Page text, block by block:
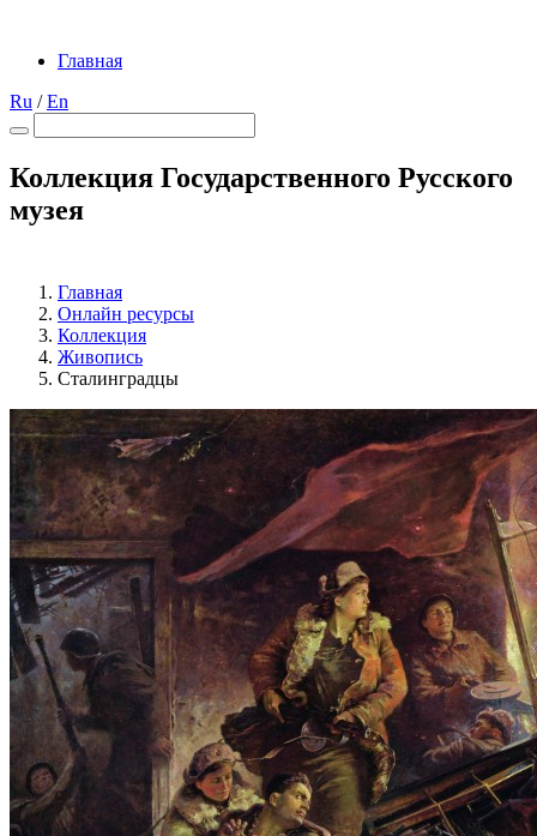
Главная
Ru /En
Коллекция Государственного Русского
музея
Главная
Онлайн ресурсы
Коллекция
Живопись
Сталинградцы